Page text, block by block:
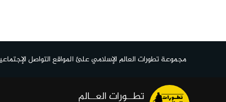
مجموعة تطورات العالم الإسلامي علئ المواقع التواصل
تطــورات العــالم